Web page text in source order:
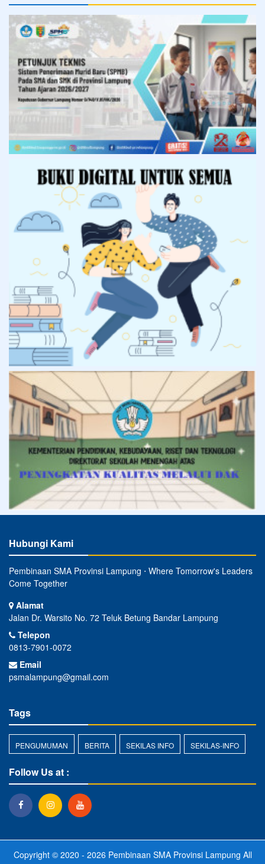
Hubungi Kami
Pembinaan SMA Provinsi Lampung ⋅ Where Tomorrow's Leaders
Come Together
Alamat
Jalan Dr. Warsito No. 72 Teluk Betung Bandar Lampung
Telepon
0813-7901-0072
Email
psmalampung@gmail.com
Tags
PENGUMUMAN BERITA SEKILAS INFO SEKILAS-INFO
Follow Us at :
Copyright © 2020 - 2026 Pembinaan SMA Provinsi Lampung All